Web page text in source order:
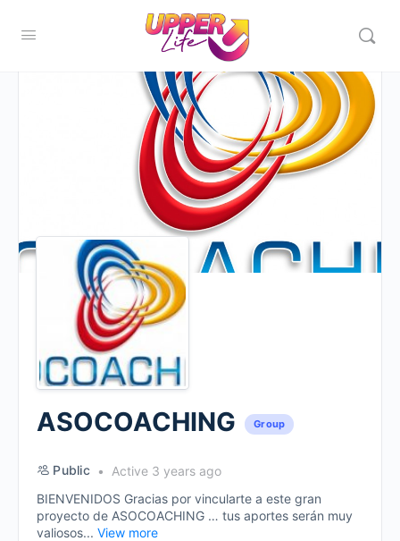
ASOCOACHING Group
Public
Active 3 years ago
BIENVENIDOS Gracias por vincularte a este gran
proyecto de ASOCOACHING … tus aportes serán muy
valiosos... View more